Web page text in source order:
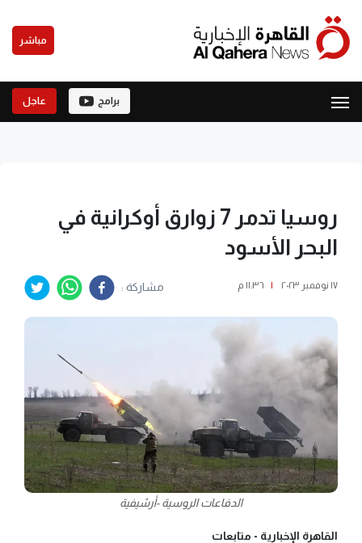
مباشر
برامج عاجل
روسيا تدمر 7 زوارق أوكرانية في
البحر الأسود
١٧ نوفمبر ٢٠٢٣ | ١١:٣٦ م مشاركة :
الدفاعات الروسية -أرشيفية
القاهرة الإخبارية - متابعات